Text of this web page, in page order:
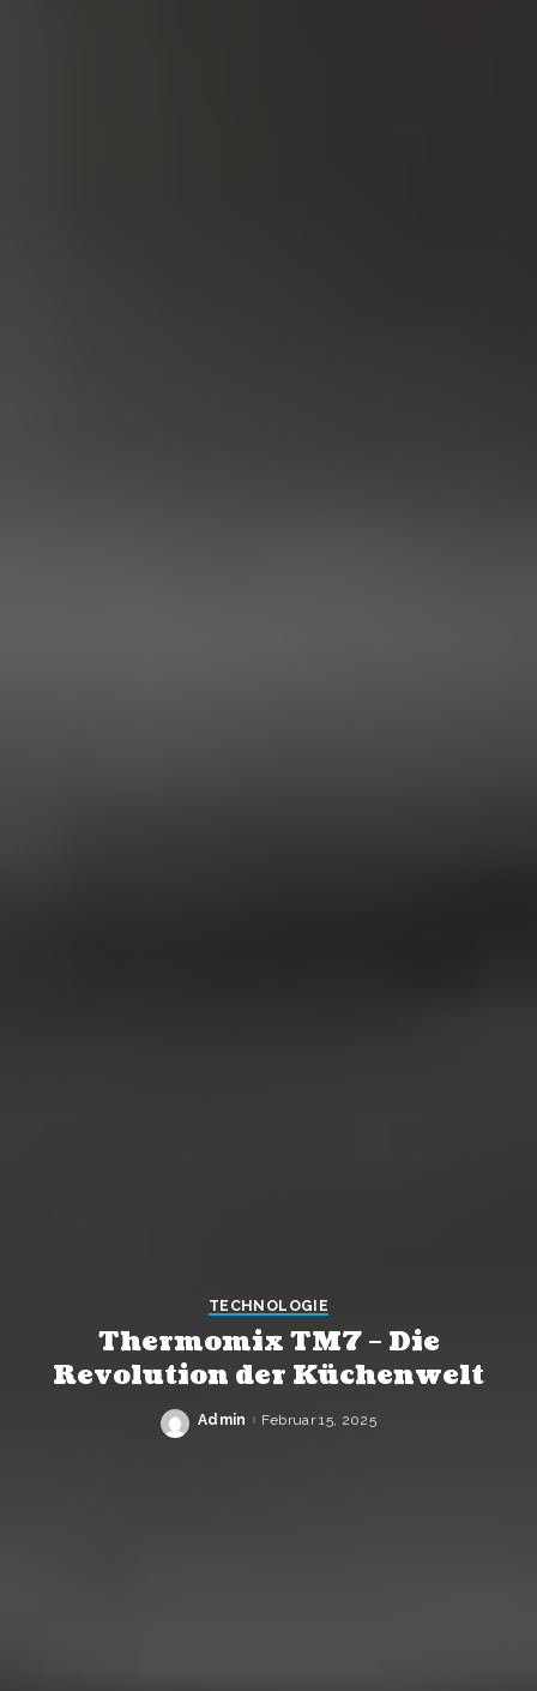
TECHNOLOGIE
Thermomix TM7 – Die
Revolution der Küchenwelt
Posted
Admin Februar 15, 2025